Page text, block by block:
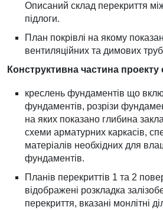
Описаний склад перекриття
підлоги.
План покрівлі на якому
вентиляційних та димових
Конструктивна частина проекту
креслень фундаментів що
фундаментів, розрізи
на яких показано глибина
схеми арматурних каркасів,
матеріалів необхідних для
фундаментів.
Планів перекриттів 1 та 2
відображені розкладка
перекриття, вказані монлітні